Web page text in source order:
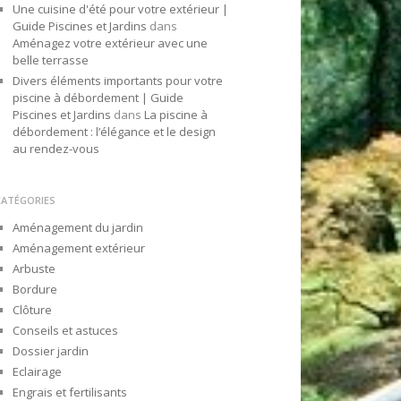
Une cuisine d'été pour votre extérieur |
Guide Piscines et Jardins dans
Aménagez votre extérieur avec une
belle terrasse
Divers éléments importants pour votre
piscine à débordement | Guide
Piscines et Jardins dans La piscine à
débordement : l’élégance et le design
au rendez-vous
Aménagement du jardin
Aménagement extérieur
Arbuste
Bordure
Clôture
Conseils et astuces
Dossier jardin
Eclairage
Engrais et fertilisants